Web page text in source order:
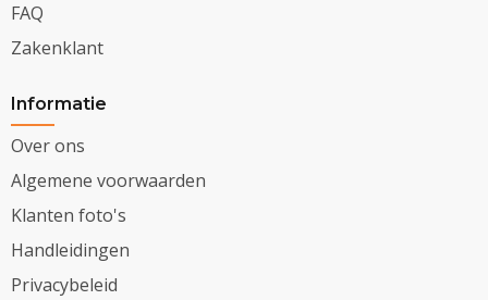
FAQ
Zakenklant
Informatie
Over ons
Algemene voorwaarden
Klanten foto's
Handleidingen
Privacybeleid